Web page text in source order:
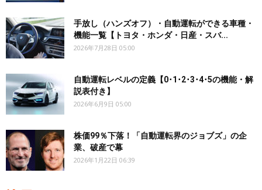
手放し（ハンズオフ）・自動運転ができる車種・
機能一覧【トヨタ・ホンダ・日産・スバ...
2026年7月28日 05:00
自動運転レベルの定義【0･1･2･3･4･5の機能・解
説表付き】
2026年6月9日 05:00
株価99％下落！「自動運転界のジョブズ」の企
業、破産で幕
2026年1月22日 06:39